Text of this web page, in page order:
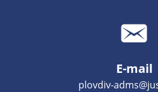
E-mail
plovdiv-